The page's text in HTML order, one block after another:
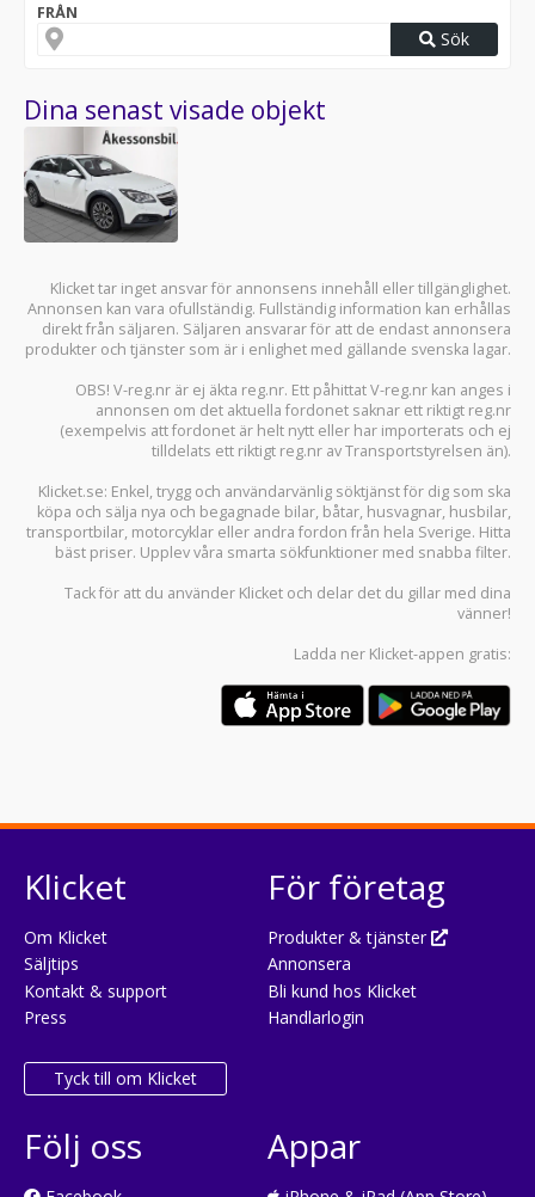
FRÅN
Sök
Dina senast visade objekt
Klicket tar inget ansvar för annonsens innehåll eller tillgänglighet.
Annonsen kan vara ofullständig. Fullständig information kan erhållas
direkt från säljaren. Säljaren ansvarar för att de endast annonsera
produkter och tjänster som är i enlighet med gällande svenska lagar.
OBS! V-reg.nr är ej äkta reg.nr. Ett påhittat V-reg.nr kan anges i
annonsen om det aktuella fordonet saknar ett riktigt reg.nr
(exempelvis att fordonet är helt nytt eller har importerats och ej
tilldelats ett riktigt reg.nr av Transportstyrelsen än).
Klicket.se: Enkel, trygg och användarvänlig söktjänst för dig som ska
köpa och sälja nya och begagnade bilar, båtar, husvagnar, husbilar,
transportbilar, motorcyklar eller andra fordon från hela Sverige. Hitta
bäst priser. Upplev våra smarta sökfunktioner med snabba filter.
Tack för att du använder Klicket och delar det du gillar med dina
vänner!
Ladda ner Klicket-appen gratis:
Klicket
Om Klicket
Säljtips
Kontakt & support
Press
Tyck till om Klicket
För företag
Produkter & tjänster
Annonsera
Bli kund hos Klicket
Handlarlogin
Följ oss Appar